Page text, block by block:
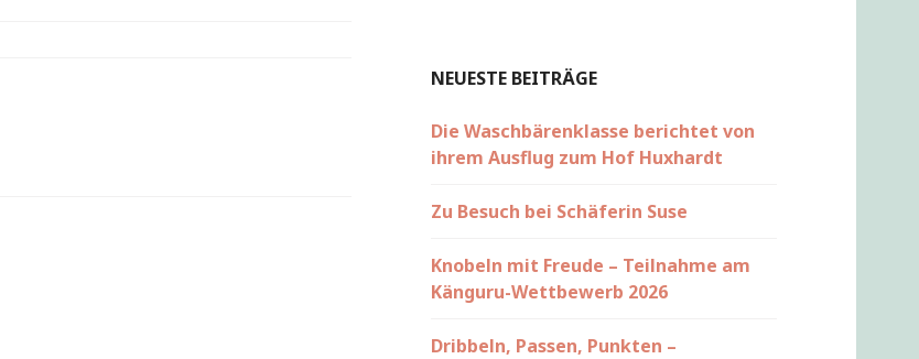
NEUESTE BEITRÄGE
Die Waschbärenklasse berichtet von
ihrem Ausflug zum Hof Huxhardt
Zu Besuch bei Schäferin Suse
Knobeln mit Freude – Teilnahme am
Känguru-Wettbewerb 2026
Dribbeln, Passen, Punkten –